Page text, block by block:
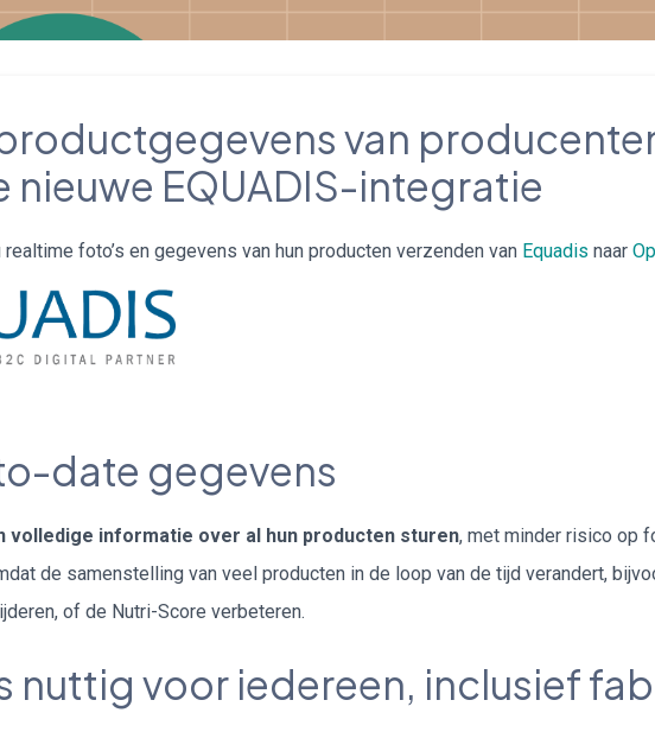
van
nieuwe EQUADIS-integratie
realtime foto’s en gegevens van hun producten verzenden van Equadis naar
date gegevens
volledige informatie over al hun producten sturen, met minder risico op
de samenstelling van veel producten in de loop van de tijd verandert,
of de Nutri-Score verbeteren.
nuttig voor iedereen, inclusief